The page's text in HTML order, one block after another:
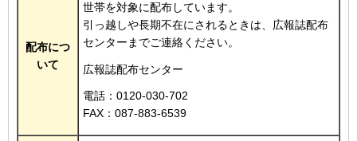
配布につ
いて
世帯を対象に配布しています。
引っ越しや長期不在にされるときは、広報誌配布
センターまでご連絡ください。
広報誌配布センター
電話：0120-030-702
FAX：087-883-6539